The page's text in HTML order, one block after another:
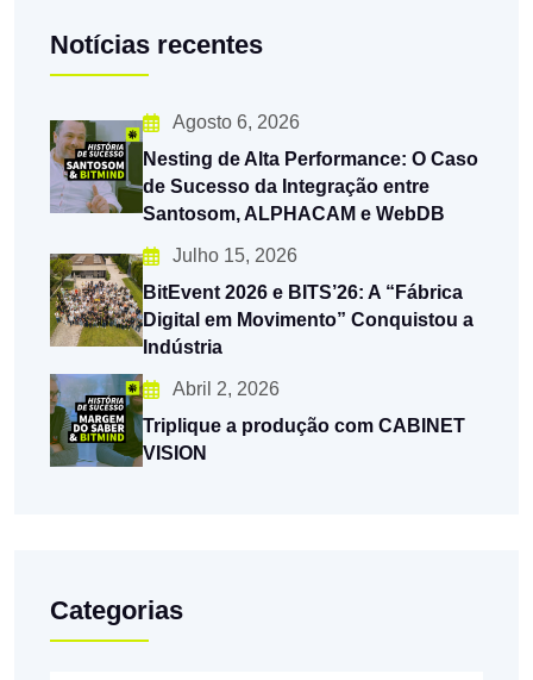
Notícias recentes
Agosto 6, 2026
Nesting de Alta Performance: O Caso
de Sucesso da Integração entre
Santosom, ALPHACAM e WebDB
Julho 15, 2026
BitEvent 2026 e BITS’26: A “Fábrica
Digital em Movimento” Conquistou a
Indústria
Abril 2, 2026
Triplique a produção com CABINET
VISION
Categorias